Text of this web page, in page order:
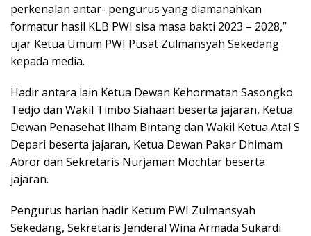
perkenalan antar- pengurus yang diamanahkan
formatur hasil KLB PWI sisa masa bakti 2023 – 2028,”
ujar Ketua Umum PWI Pusat Zulmansyah Sekedang
kepada media.
Hadir antara lain Ketua Dewan Kehormatan Sasongko
Tedjo dan Wakil Timbo Siahaan beserta jajaran, Ketua
Dewan Penasehat Ilham Bintang dan Wakil Ketua Atal S
Depari beserta jajaran, Ketua Dewan Pakar Dhimam
Abror dan Sekretaris Nurjaman Mochtar beserta
jajaran.
Pengurus harian hadir Ketum PWI Zulmansyah
Sekedang, Sekretaris Jenderal Wina Armada Sukardi